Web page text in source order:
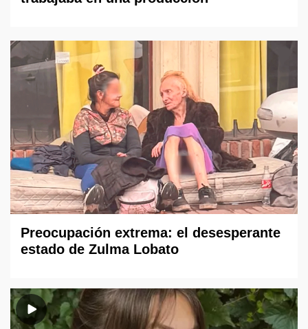
Preocupación extrema: el desesperante
estado de Zulma Lobato